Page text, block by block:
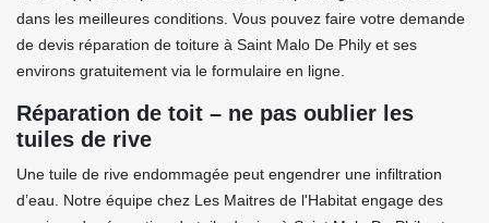
dans les meilleures conditions. Vous pouvez faire votre demande
de devis réparation de toiture à Saint Malo De Phily et ses
environs gratuitement via le formulaire en ligne.
Réparation de toit – ne pas oublier les
tuiles de rive
Une tuile de rive endommagée peut engendrer une infiltration
d’eau. Notre équipe chez Les Maitres de l'Habitat engage des